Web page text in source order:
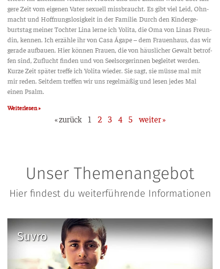
ge­re Zeit vom eige­nen Vater sexu­ell miss­braucht. Es gibt viel Leid, Ohn­
macht und Hoff­nungs­lo­sig­keit in der Fami­lie. Durch den Kin­der­ge­
burts­tag mei­ner Toch­ter Lina ler­ne ich Yoli­ta, die Oma von Linas Freun­
din, ken­nen. Ich erzäh­le ihr von Casa Ága­pe – dem Frau­en­haus, das wir
gera­de auf­bau­en. Hier kön­nen Frau­en, die von häus­li­cher Gewalt betrof­
fen sind, Zuflucht fin­den und von Seel­sor­ge­rin­nen beglei­tet wer­den.
Kur­ze Zeit spä­ter tref­fe ich Yoli­ta wie­der. Sie sagt, sie müs­se mal mit
mir reden. Seit­dem tref­fen wir uns regel­mä­ßig und lesen jedes Mal
einen Psalm.
Weiterlesen »
« zurück 1 2 3 4 5 wei­ter »
Unser Themenangebot
Hier findest du weiterführende Informationen
Suvro